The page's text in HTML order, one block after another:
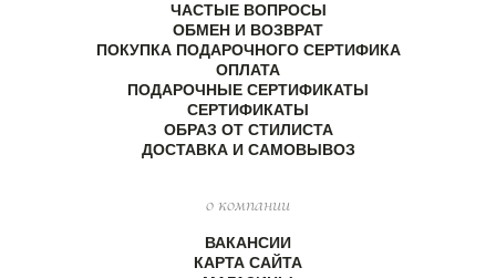
ЧАСТЫЕ ВОПРОСЫ
ОБМЕН И ВОЗВРАТ
ПОКУПКА ПОДАРОЧНОГО СЕРТИФИКА
ОПЛАТА
ПОДАРОЧНЫЕ СЕРТИФИКАТЫ
СЕРТИФИКАТЫ
ОБРАЗ ОТ СТИЛИСТА
ДОСТАВКА И САМОВЫВОЗ
о компании
ВАКАНСИИ
КАРТА САЙТА